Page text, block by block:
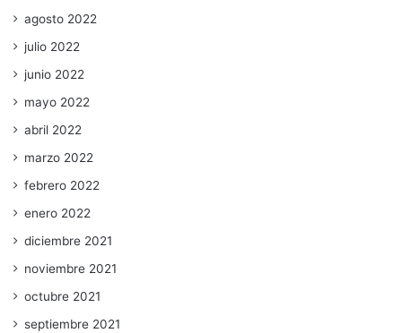
agosto 2022
julio 2022
junio 2022
mayo 2022
abril 2022
marzo 2022
febrero 2022
enero 2022
diciembre 2021
noviembre 2021
octubre 2021
septiembre 2021